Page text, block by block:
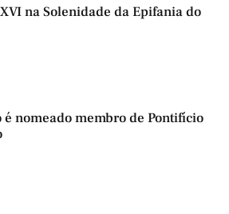
na Solenidade da Epifania do
nomeado membro de Pontifício